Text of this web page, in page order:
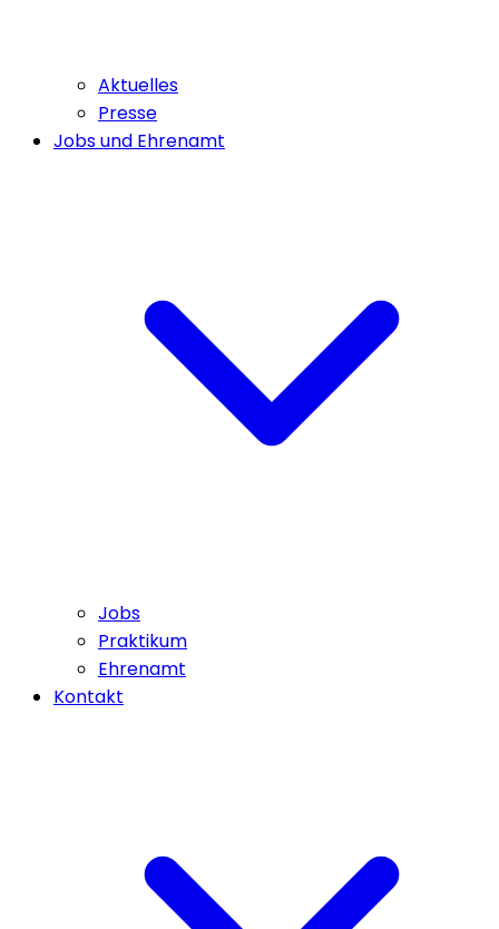
Aktuelles
Presse
Jobs und Ehrenamt
Jobs
Praktikum
Ehrenamt
Kontakt